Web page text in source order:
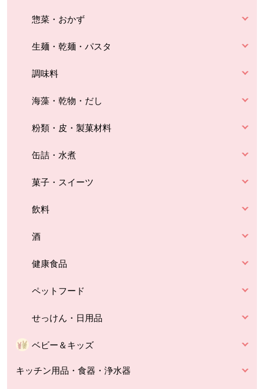
惣菜・おかず
生麺・乾麺・パスタ
調味料
海藻・乾物・だし
粉類・皮・製菓材料
缶詰・水煮
菓子・スイーツ
飲料
酒
健康食品
ペットフード
せっけん・日用品
ベビー＆キッズ
キッチン用品・食器・浄水器